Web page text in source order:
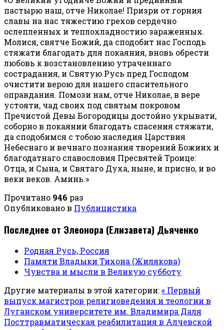
пастырю наш, отче Николае! Призри от горния
славы на нас тяжестию грехов сердечно
ослепленных и теплохладностию зараженных.
Молися, святче Божий, да сподобит нас Господь
стяжати благодать для покаяния, вновь обрести
любовь к возстановлению утраченнаго
сострадания, и Святую Русь пред Господом
очистити верою для нашего спасительного
оправдания. Помози нам, отче Николае, в вере
устояти, чад своих под святым покровом
Пречистой Девы Богородицы достойно укрывати,
соборно в покаянии благодать спасения стяжати,
да сподобимся с тобою наследия Царствия
Небеснаго и вечнаго познания творений Божиих и
благодатнаго славословия Пресвятей Троице:
Отца, и Сына, и Святаго Духа, ныне, и присно, и во
веки веков. Аминь.»
Прочитано 946 раз
Опубликовано в Публицистика
Последнее от Элеонора (Елизавета) Дьяченко
Родная Русь, Россия
Памяти Владыки Тихона (Жилякова)
Чувства и мысли в Великую субботу
Другие материалы в этой категории:« Первый
выпуск магистров религиоведения и теологии в
Луганском университете им. Владимира Даля
Посттравматическая реабилитация в Алчевской